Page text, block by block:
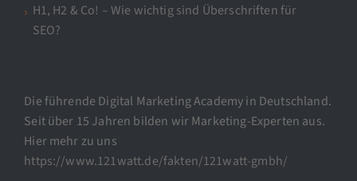
H1, H2 & Co! – Wie wichtig sind Überschriften für
SEO?
Die führende Digital Marketing Academy in Deutschland.
Seit über 15 Jahren bilden wir Marketing-Experten aus.
Hier mehr zu uns
https://www.121watt.de/fakten/121watt-gmbh/